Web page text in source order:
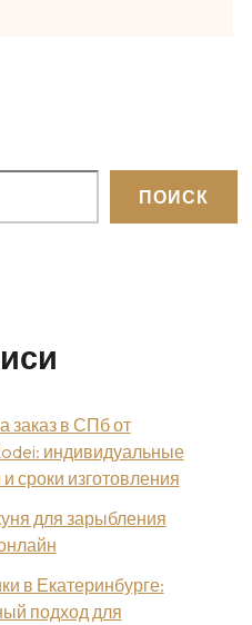
ПОИСК
заказ в СПб от
индивидуальные
сроки изготовления
для зарыбления
в Екатеринбурге:
подход для